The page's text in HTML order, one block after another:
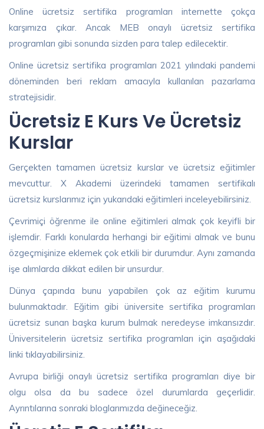
Online ücretsiz sertifika programları internette çokça
karşımıza çıkar. Ancak MEB onaylı ücretsiz sertifika
programları gibi sonunda sizden para talep edilecektir.
Online ücretsiz sertifika programları 2021 yılındaki pandemi
döneminden beri reklam amacıyla kullanılan pazarlama
stratejisidir.
Ücretsiz E Kurs Ve Ücretsiz
Kurslar
Gerçekten tamamen ücretsiz kurslar ve ücretsiz eğitimler
mevcuttur. X Akademi üzerindeki tamamen sertifikalı
ücretsiz kurslarımız için yukarıdaki eğitimleri inceleyebilirsiniz.
Çevrimiçi öğrenme ile online eğitimleri almak çok keyifli bir
işlemdir. Farklı konularda herhangi bir eğitimi almak ve bunu
özgeçmişinize eklemek çok etkili bir durumdur. Aynı zamanda
işe alımlarda dikkat edilen bir unsurdur.
Dünya çapında bunu yapabilen çok az eğitim kurumu
bulunmaktadır. Eğitim gibi üniversite sertifika programları
ücretsiz sunan başka kurum bulmak neredeyse imkansızdır.
Üniversitelerin ücretsiz sertifika programları için aşağıdaki
linki tıklayabilirsiniz.
Avrupa birliği onaylı ücretsiz sertifika programları diye bir
olgu olsa da bu sadece özel durumlarda geçerlidir.
Ayrıntılarına sonraki bloglarımızda değineceğiz.